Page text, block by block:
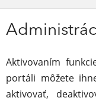
Aktivovaním
portáli môžete
aktivovať,